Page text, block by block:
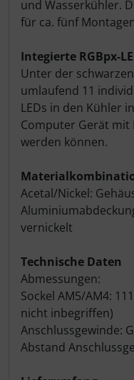
und Wasserkühler.
für ca. fünf
Integierte RGBpx-
Unter der
umlaufend 11
LEDs in den Kühler
Computer Gerät mit
werden können.
Acetal/Nickel:
vernickelt
Technische Daten
Abmessungen:
Sockel AM5/AM4:
nicht inbegriffen)
Anschlussgewinde:
Abstand